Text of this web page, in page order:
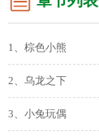
1、棕色小熊
2、乌龙之下
3、小兔玩偶